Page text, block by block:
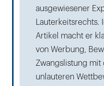
ausgewiesener
Artikel macht er
von Werbung,
Zwangslistung mit
unlauteren